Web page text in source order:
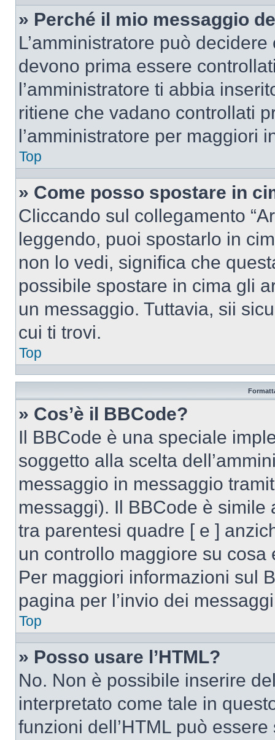
» Perché il mio messaggio
L’amministratore può
devono prima essere
l’amministratore ti abbia
ritiene che vadano controllati
l’amministratore per maggiori
Top
» Come posso spostare in
Cliccando sul collegamento
leggendo, puoi spostarlo in
non lo vedi, significa che
possibile spostare in cima gli
un messaggio. Tuttavia, sii
cui ti trovi.
Top
» Cos’è il BBCode?
Il BBCode è una speciale
soggetto alla scelta
messaggio in messaggio
messaggi). Il BBCode è simile
tra parentesi quadre [ e ]
un controllo maggiore su
Per maggiori informazioni sul
pagina per l’invio dei
Top
» Posso usare l’HTML?
No. Non è possibile inserire
interpretato come tale in
funzioni dell’HTML può